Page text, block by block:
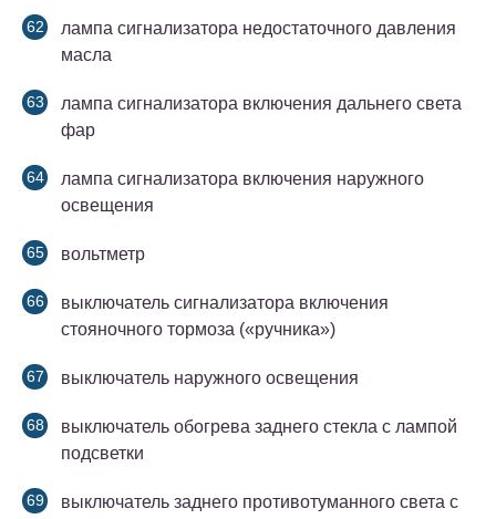
лампа сигнализатора недостаточного давления
масла
лампа сигнализатора включения дальнего света
фар
лампа сигнализатора включения наружного
освещения
вольтметр
выключатель сигнализатора включения
стояночного тормоза («ручника»)
выключатель наружного освещения
выключатель обогрева заднего стекла с лампой
подсветки
выключатель заднего противотуманного света с